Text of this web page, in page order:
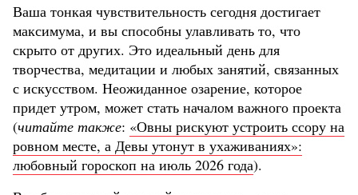
Ваша тонкая чувствительность сегодня достигает
максимума, и вы способны улавливать то, что
скрыто от других. Это идеальный день для
творчества, медитации и любых занятий, связанных
с искусством. Неожиданное озарение, которое
придет утром, может стать началом важного проекта
(читайте также: «Овны рискуют устроить ссору на
ровном месте, а Девы утонут в ухаживаниях»:
любовный гороскоп на июль 2026 года).